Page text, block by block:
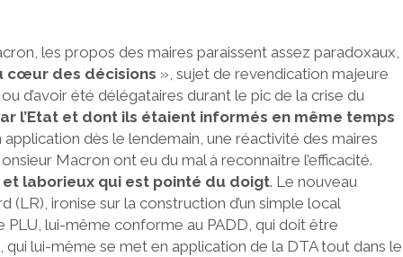
les propos des maires paraissent assez paradoxaux,
cœur des décisions », sujet de revendication majeure
d’avoir été délégataires durant le pic de la crise du
l’Etat et dont ils étaient informés en même temps
dès le lendemain, une réactivité des maires
Macron ont eu du mal à reconnaître l’efficacité.
laborieux qui est pointé du doigt. Le nouveau
(LR), ironise sur la construction d’un simple local
lui-même conforme au PADD, qui doit être
lui-même se met en application de la DTA tout dans le